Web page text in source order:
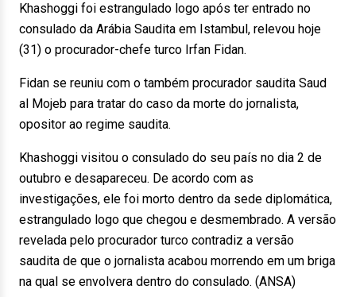
Khashoggi foi estrangulado logo após ter entrado no
consulado da Arábia Saudita em Istambul, relevou hoje
(31) o procurador-chefe turco Irfan Fidan.
Fidan se reuniu com o também procurador saudita Saud
al Mojeb para tratar do caso da morte do jornalista,
opositor ao regime saudita.
Khashoggi visitou o consulado do seu país no dia 2 de
outubro e desapareceu. De acordo com as
investigações, ele foi morto dentro da sede diplomática,
estrangulado logo que chegou e desmembrado. A versão
revelada pelo procurador turco contradiz a versão
saudita de que o jornalista acabou morrendo em um briga
na qual se envolvera dentro do consulado. (ANSA)